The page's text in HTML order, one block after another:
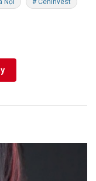
Nội # CenInvest